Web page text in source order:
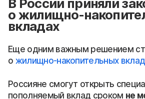
В России приняли
о жилищно-
вкладах
Еще одним важным решением
о жилищно-накопительных
Россияне смогут открыть
пополняемый вклад сроком не